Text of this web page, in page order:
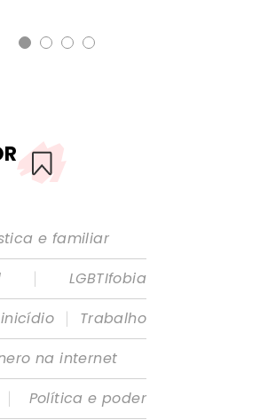
e familiar
|
LGBTIfobia
|
Trabalho
na internet
|
Política e poder